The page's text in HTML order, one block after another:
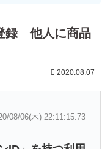
録 他人に商品
2020.08.07
08/06(木) 22:11:15.73